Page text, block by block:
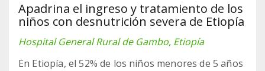
Apadrina el ingreso y tratamiento de los
niños con desnutrición severa de Etiopía
Hospital General Rural de Gambo, Etiopía
En Etiopía, el 52% de los niños menores de 5 años